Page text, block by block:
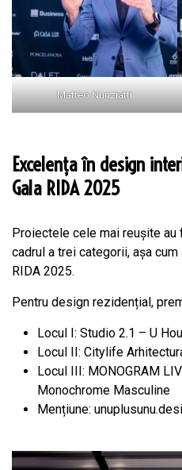
Matteo Nunziatti
Excelența în design
Gala RIDA 2025
Proiectele cele mai reușite
cadrul a trei categorii, așa
RIDA 2025.
Pentru design rezidențial,
Locul I: Studio 2.1 – U
Locul II: Citylife
Locul III: MONOGRAM
Monochrome Masculine
Mențiune: